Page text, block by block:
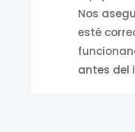
Nos
esté
antes del